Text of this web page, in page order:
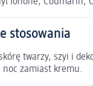
Ionone, Coumarin,
stosowania
twarzy, szyi i
noc zamiast kremu.